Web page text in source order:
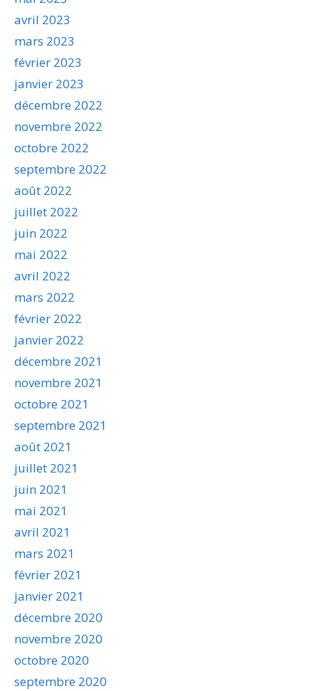
avril 2023
mars 2023
février 2023
janvier 2023
décembre 2022
novembre 2022
octobre 2022
septembre 2022
août 2022
juillet 2022
juin 2022
mai 2022
avril 2022
mars 2022
février 2022
janvier 2022
décembre 2021
novembre 2021
octobre 2021
septembre 2021
août 2021
juillet 2021
juin 2021
mai 2021
avril 2021
mars 2021
février 2021
janvier 2021
décembre 2020
novembre 2020
octobre 2020
septembre 2020